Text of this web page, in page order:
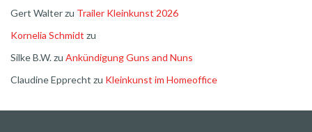
Gert Walterzu Trailer Kleinkunst 2026
Kornelia Schmidt zu
Silke B.W.zu Ankündigung Guns and Nuns
Claudine Epprecht zu Kleinkunst im Homeoffice